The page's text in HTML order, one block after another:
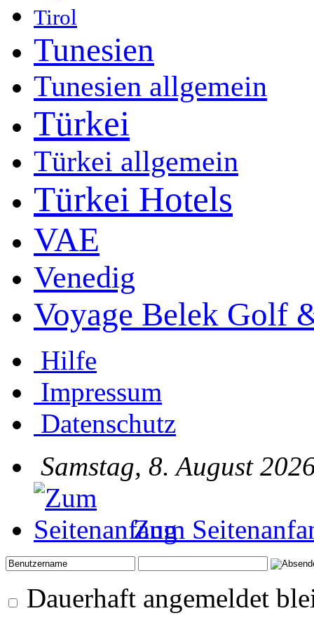
Tirol
Tunesien
Tunesien allgemein
Türkei
Türkei allgemein
Türkei Hotels
VAE
Venedig
Voyage Belek Golf
Hilfe
Impressum
Datenschutz
Samstag, 8. August
Zum
Dauerhaft angemeldet